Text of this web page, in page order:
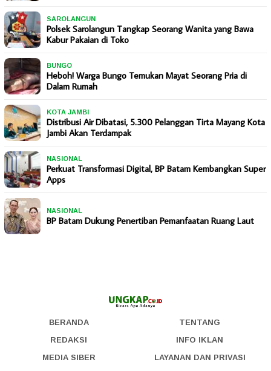
SAROLANGUN
Polsek Sarolangun Tangkap Seorang Wanita yang Bawa
Kabur Pakaian di Toko
BUNGO
Heboh! Warga Bungo Temukan Mayat Seorang Pria di
Dalam Rumah
KOTA JAMBI
Distribusi Air Dibatasi, 5.300 Pelanggan Tirta Mayang Kota
Jambi Akan Terdampak
NASIONAL
Perkuat Transformasi Digital, BP Batam Kembangkan Super
Apps
NASIONAL
BP Batam Dukung Penertiban Pemanfaatan Ruang Laut
BERANDA
TENTANG
REDAKSI
INFO IKLAN
MEDIA SIBER
LAYANAN DAN PRIVASI